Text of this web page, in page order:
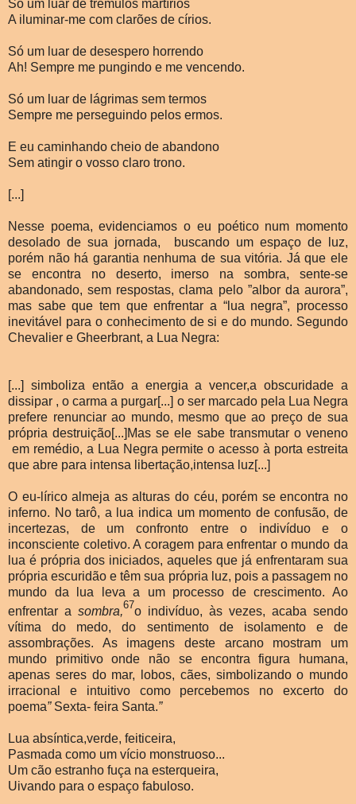
Só um luar de trêmulos martírios
A iluminar-me com clarões de círios.
Só um luar de desespero horrendo
Ah! Sempre me pungindo e me vencendo.
Só um luar de lágrimas sem termos
Sempre me perseguindo pelos ermos.
E eu caminhando cheio de abandono
Sem atingir o vosso claro trono.
[...]
Nesse poema, evidenciamos o eu poético num momento
desolado de sua jornada, buscando um espaço de luz,
porém não há garantia nenhuma de sua vitória. Já que ele
se encontra no deserto, imerso na sombra, sente-se
abandonado, sem respostas, clama pelo ”albor da aurora”,
mas sabe que tem que enfrentar a “lua negra”, processo
inevitável para o conhecimento de si e do mundo. Segundo
Chevalier e Gheerbrant, a Lua Negra:
[...] simboliza então a energia a vencer,a obscuridade a
dissipar , o carma a purgar[...] o ser marcado pela Lua Negra
prefere renunciar ao mundo, mesmo que ao preço de sua
própria destruição[...]Mas se ele sabe transmutar o veneno
em remédio, a Lua Negra permite o acesso à porta estreita
que abre para intensa libertação,intensa luz[...]
O eu-lírico almeja as alturas do céu, porém se encontra no
inferno. No tarô, a lua indica um momento de confusão, de
incertezas, de um confronto entre o indivíduo e o
inconsciente coletivo. A coragem para enfrentar o mundo da
lua é própria dos iniciados, aqueles que já enfrentaram sua
própria escuridão e têm sua própria luz, pois a passagem no
mundo da lua leva a um processo de crescimento. Ao
enfrentar a sombra,67o indivíduo, às vezes, acaba sendo
vítima do medo, do sentimento de isolamento e de
assombrações. As imagens deste arcano mostram um
mundo primitivo onde não se encontra figura humana,
apenas seres do mar, lobos, cães, simbolizando o mundo
irracional e intuitivo como percebemos no excerto do
poema” Sexta- feira Santa.”
Lua absíntica,verde, feiticeira,
Pasmada como um vício monstruoso...
Um cão estranho fuça na esterqueira,
Uivando para o espaço fabuloso.